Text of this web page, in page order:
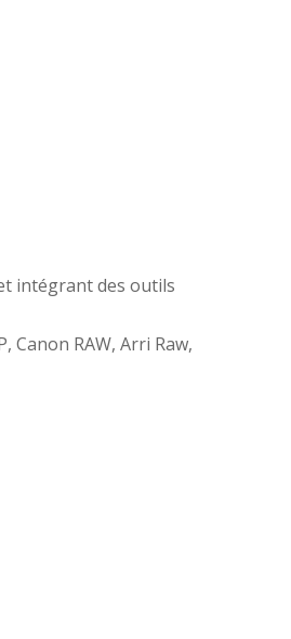
intégrant des outils
Canon RAW, Arri Raw,